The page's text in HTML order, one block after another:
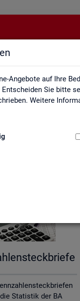
Angebote auf Ihre
Sie bitte
Weitere
Statistik der BA